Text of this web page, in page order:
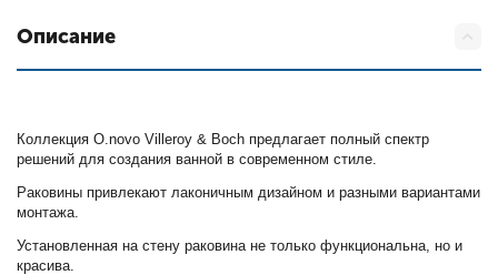
Описание
Коллекция O.novo Villeroy & Boch предлагает полный спектр
решений для создания ванной в современном стиле.
Раковины привлекают лаконичным дизайном и разными вариантами
монтажа.
Установленная на стену раковина не только функциональна, но и
красива.